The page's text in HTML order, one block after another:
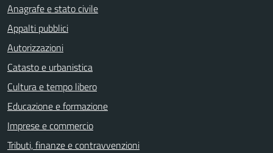
Anagrafe e stato civile
Appalti pubblici
Autorizzazioni
Catasto e urbanistica
Cultura e tempo libero
Educazione e formazione
Imprese e commercio
Tributi, finanze e contravvenzioni